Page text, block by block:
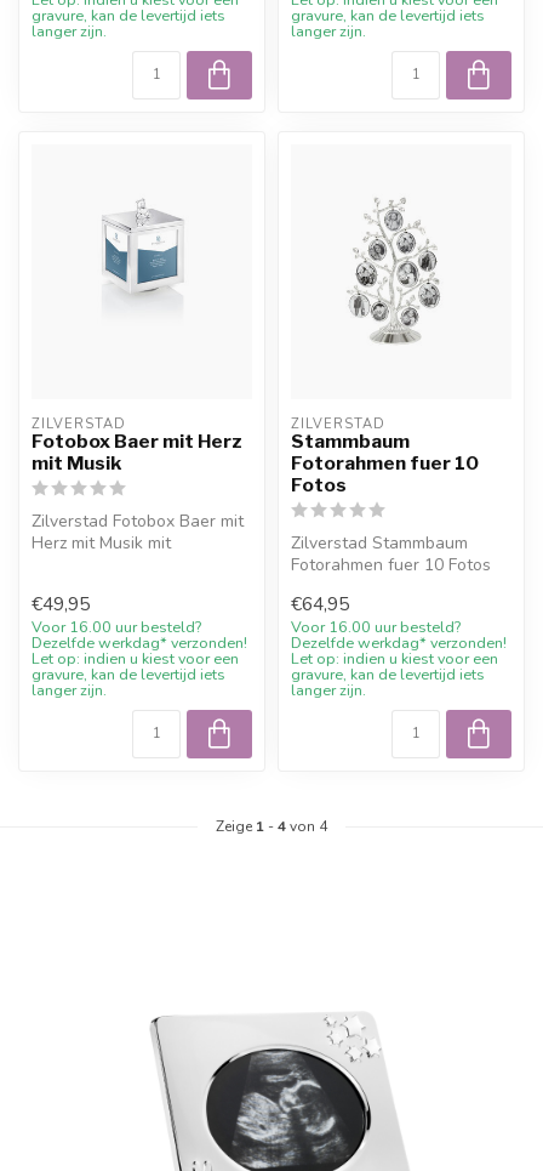
gravure, kan de levertijd iets
langer zijn.
gravure, kan de levertijd iets
langer zijn.
ZILVERSTAD
Fotobox Baer mit Herz
mit Musik
Zilverstad Fotobox Baer mit
Herz mit Musik mit
€49,95
Voor 16.00 uur besteld?
Dezelfde werkdag* verzonden!
Let op: indien u kiest voor een
gravure, kan de levertijd iets
langer zijn.
ZILVERSTAD
Stammbaum
Fotorahmen fuer 10
Fotos
Zilverstad Stammbaum
Fotorahmen fuer 10 Fotos
10% Wil...
€64,95
Voor 16.00 uur besteld?
Dezelfde werkdag* verzonden!
Let op: indien u kiest voor een
gravure, kan de levertijd iets
langer zijn.
Zeige 1 -4von 4